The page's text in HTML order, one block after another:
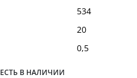
534
20
0,5
ЕСТЬ В НАЛИЧИИ